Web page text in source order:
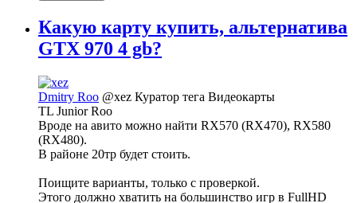
Какую карту купить, альтернатива
GTX 970 4 gb?
Dmitry Roo @xez Куратор тега Видеокарты
TL Junior Roo
Вроде на авито можно найти RX570 (RX470), RX580
(RX480).
В районе 20тр будет стоить.
Поищите варианты, только с проверкой.
Этого должно хватить на большинство игр в FullHD